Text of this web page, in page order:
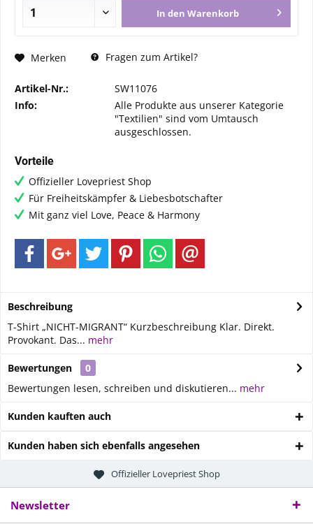
In den Warenkorb
Merken Fragen zum Artikel?
Artikel-Nr.:
SW11076
Info:
Alle Produkte aus unserer Kategorie
"Textilien" sind vom Umtausch
ausgeschlossen.
Vorteile
Offizieller Lovepriest Shop
Für Freiheitskämpfer & Liebesbotschafter
Mit ganz viel Love, Peace & Harmony
Beschreibung
T-Shirt „NICHT-MIGRANT“ Kurzbeschreibung Klar. Direkt.
Provokant. Das... mehr
Bewertungen
0
Bewertungen lesen, schreiben und diskutieren... mehr
Kunden kauften auch
Kunden haben sich ebenfalls angesehen
Offizieller Lovepriest Shop
Newsletter